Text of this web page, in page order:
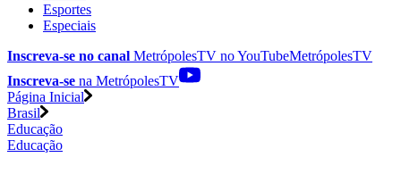
Esportes
Especiais
Inscreva-se no canal MetrópolesTV noYouTubeMetrópolesTV
Inscreva-se na MetrópolesTV
Página Inicial
Brasil
Educação
Educação